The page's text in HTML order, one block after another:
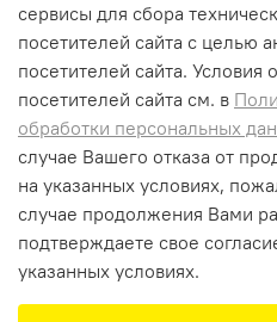
+7 (495) 662-99-75
info@krus-group.ru
сервисы для сбора
посетителей сайта с целью
посетителей сайта. Условия
посетителей сайта см. в
обработки персональных
случае Вашего отказа от
на указанных условиях,
случае продолжения Вами
подтверждаете свое
указанных условиях.